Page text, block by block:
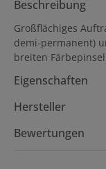
Beschreibung
Großflächiges
demi-permanent)
breiten
Eigenschaften
Hersteller
Bewertungen